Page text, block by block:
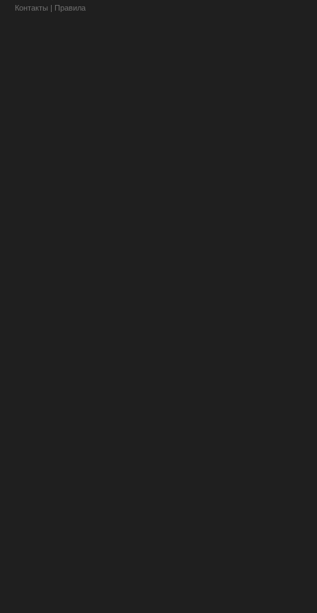
Контакты | Правила